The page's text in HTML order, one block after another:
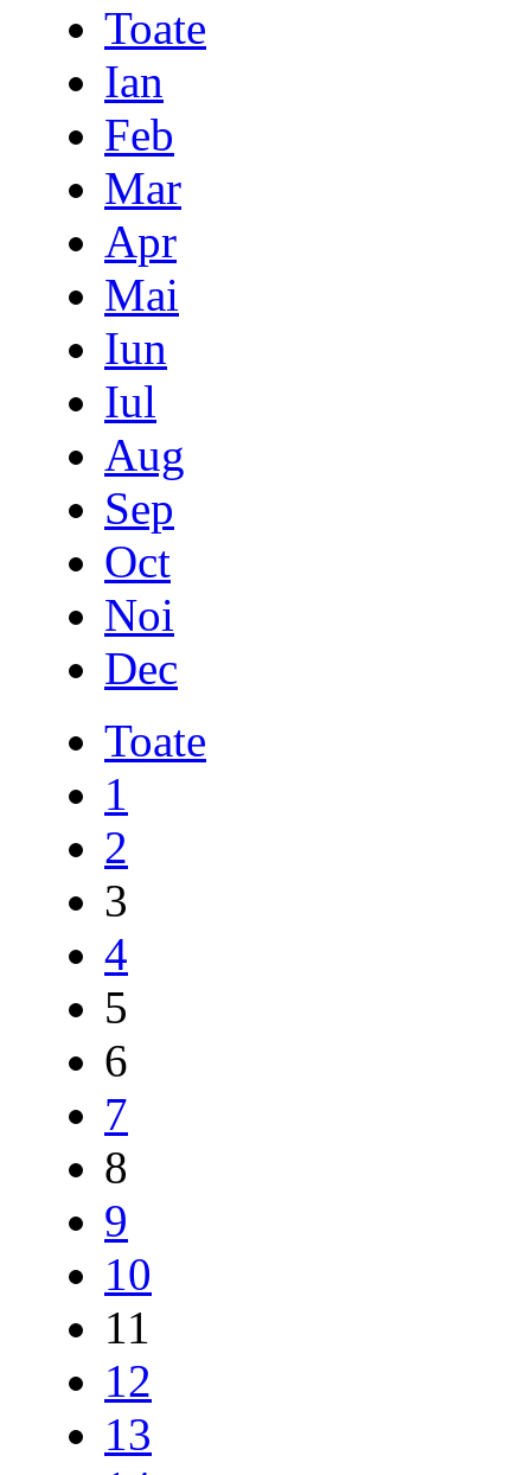
Toate
Ian
Feb
Mar
Apr
Mai
Iun
Iul
Aug
Sep
Oct
Noi
Dec
Toate
1
2
3
4
5
6
7
8
9
10
11
12
13